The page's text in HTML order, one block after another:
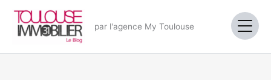
contenu
par l'agence My Toulouse